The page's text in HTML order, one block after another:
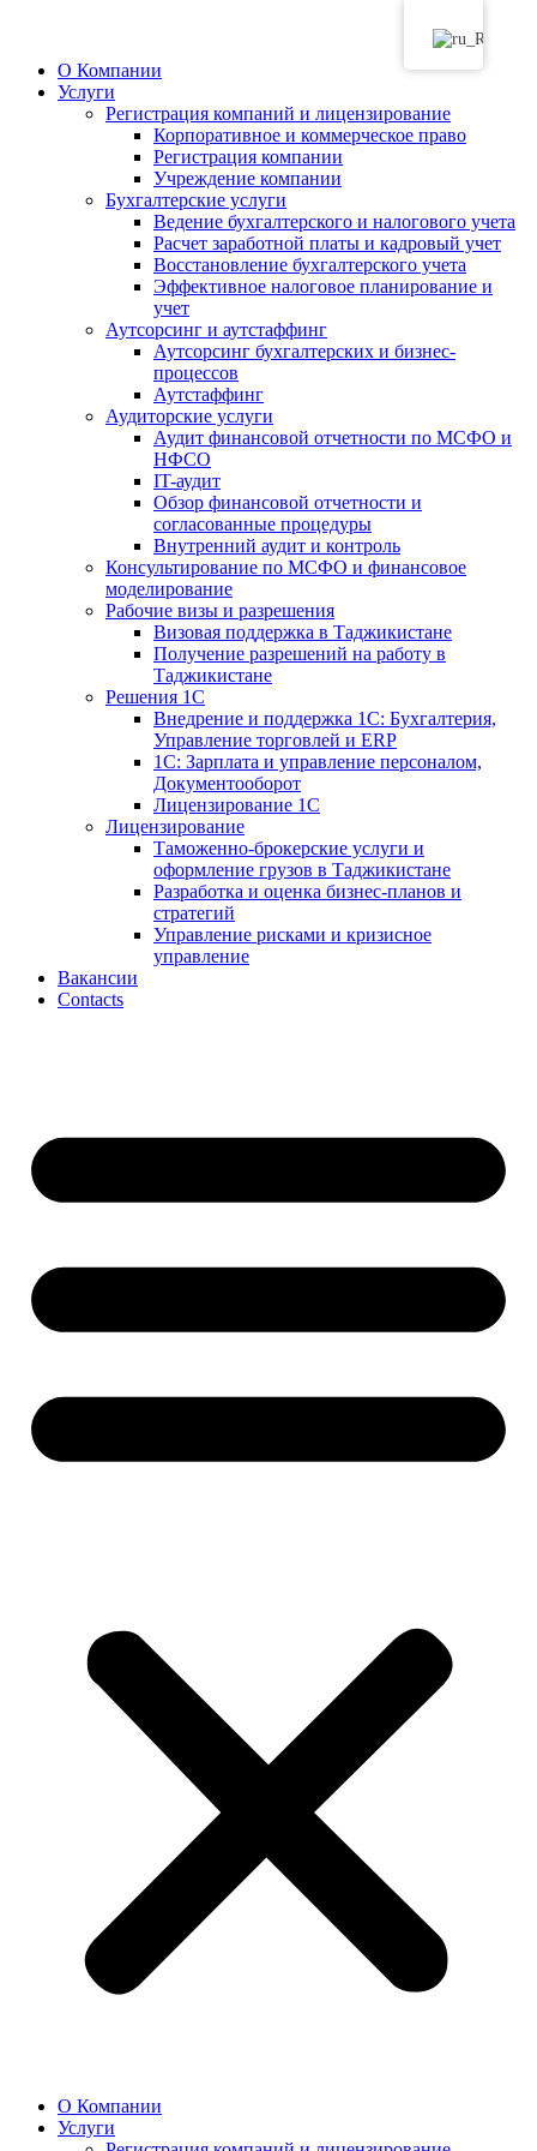
О Компании
Услуги
Регистрация компаний и лицензирование
Корпоративное и коммерческое право
Регистрация компании
Учреждение компании
Бухгалтерские услуги
Ведение бухгалтерского и налогового учета
Расчет заработной платы и кадровый учет
Восстановление бухгалтерского учета
Эффективное налоговое планирование и
учет
Аутсорсинг и аутстаффинг
Аутсорсинг бухгалтерских и бизнес-
процессов
Аутстаффинг
Аудиторские услуги
Аудит финансовой отчетности по МСФО и
НФСО
IT-аудит
Обзор финансовой отчетности и
согласованные процедуры
Внутренний аудит и контроль
Консультирование по МСФО и финансовое
моделирование
Рабочие визы и разрешения
Визовая поддержка в Таджикистане
Получение разрешений на работу в
Таджикистане
Решения 1С
Внедрение и поддержка 1С: Бухгалтерия,
Управление торговлей и ERP
1С: Зарплата и управление персоналом,
Документооборот
Лицензирование 1С
Лицензирование
Таможенно-брокерские услуги и
оформление грузов в Таджикистане
Разработка и оценка бизнес-планов и
стратегий
Управление рисками и кризисное
управление
Вакансии
Contacts
О Компании
Услуги